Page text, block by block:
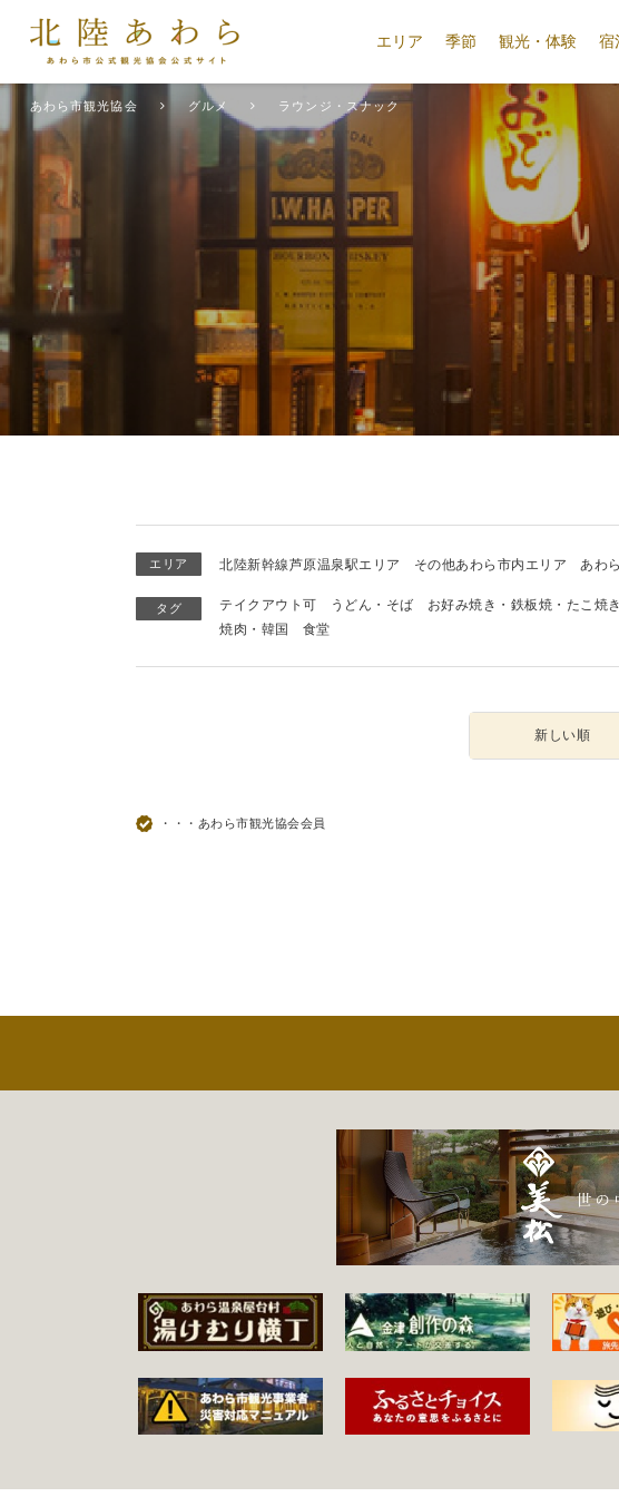
エリア 季節 観光・体験 宿
あわら市観光協会 グルメ ラウンジ・スナック
エリア 北陸新幹線芦原温泉駅エリア その他あわら市内エリア あわ
タグ テイクアウト可 うどん・そば お好み焼き・鉄板焼・たこ焼き
焼肉・韓国
食堂
新しい順
・・・あわら市観光協会会員